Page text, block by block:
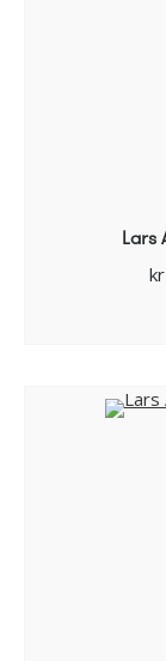
Lars
kr